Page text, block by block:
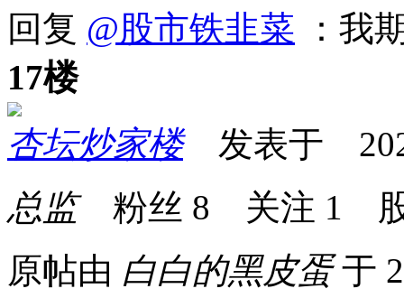
回复 @股市铁韭菜 ：我
17楼
杏坛炒家楼发表于
总监粉丝 8 关注 1
原帖由 白白的黑皮蛋于